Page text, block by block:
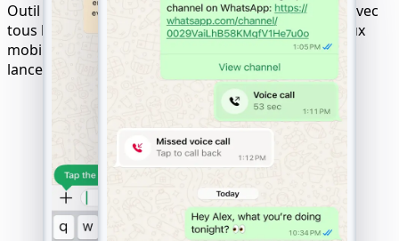
Outil en ligne de piratage de sites web compatible avec
tous les appareils, systèmes d'exploitation et réseaux
mobiles. Résultats garantis avec une logique de
lancement « paiement uniquement après succès ».